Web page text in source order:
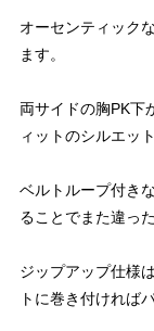
オーセンティック
ます。
両サイドの胸PK下
ィットのシルエッ
ベルトループ付き
ることでまた違っ
ジップアップ仕様
トに巻き付ければ